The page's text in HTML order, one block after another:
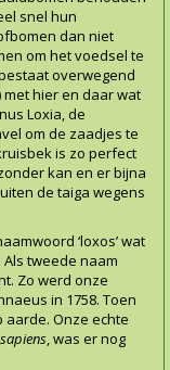
snel hun
dan niet
om het voedsel te
overwegend
hier en daar wat
Loxia, de
om de zaadjes te
is zo perfect
kan en er bijna
de taiga wegens
‘loxos’ wat
tweede naam
Zo werd onze
in 1758. Toen
Onze echte
, was er nog